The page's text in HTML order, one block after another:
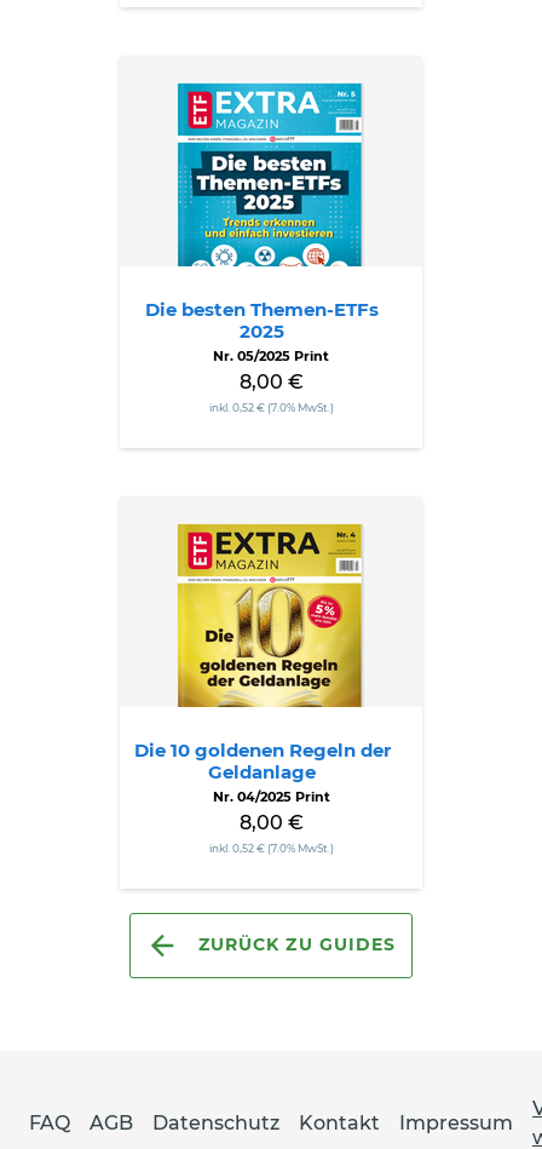
besten
Themen-
Die besten Themen-ETFs
2025
Nr. 05/2025 Print
8,00 €
inkl. 0,52 € (7.0% MwSt.)
goldenen
Geldanlage
Die 10 goldenen Regeln der
Geldanlage
Nr. 04/2025 Print
8,00 €
inkl. 0,52 € (7.0% MwSt.)
ZURÜCK ZU GUIDES
FAQ AGB Datenschutz Kontakt Impressum